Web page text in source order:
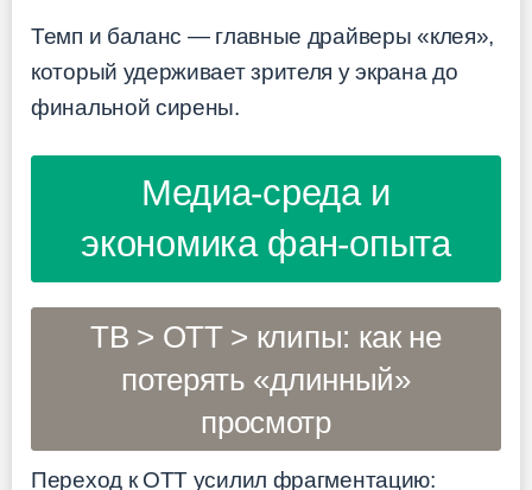
Темп и баланс — главные драйверы «клея»,
который удерживает зрителя у экрана до
финальной сирены.
Медиа-среда и
экономика фан-опыта
ТВ > OTT > клипы: как не
потерять «длинный»
просмотр
Переход к OTT усилил фрагментацию: